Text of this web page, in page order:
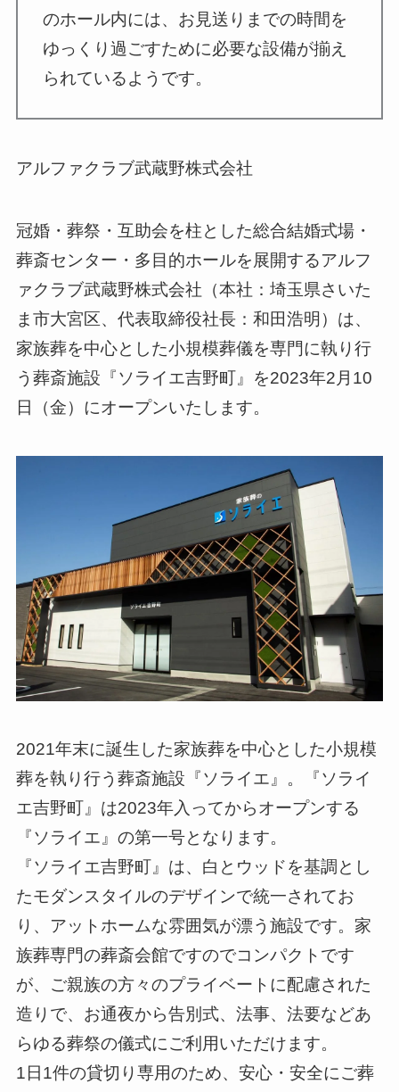
のホール内には、お見送りまでの時間を
ゆっくり過ごすために必要な設備が揃え
られているようです。
アルファクラブ武蔵野株式会社
冠婚・葬祭・互助会を柱とした総合結婚式場・
葬斎センター・多目的ホールを展開するアルフ
ァクラブ武蔵野株式会社（本社：埼玉県さいた
ま市大宮区、代表取締役社長：和田浩明）は、
家族葬を中心とした小規模葬儀を専門に執り行
う葬斎施設『ソライエ吉野町』を2023年2月10
日（金）にオープンいたします。
2021年末に誕生した家族葬を中心とした小規模
葬を執り行う葬斎施設『ソライエ』。『ソライ
エ吉野町』は2023年入ってからオープンする
『ソライエ』の第一号となります。
『ソライエ吉野町』は、白とウッドを基調とし
たモダンスタイルのデザインで統一されてお
り、アットホームな雰囲気が漂う施設です。家
族葬専門の葬斎会館ですのでコンパクトです
が、ご親族の方々のプライベートに配慮された
造りで、お通夜から告別式、法事、法要などあ
らゆる葬祭の儀式にご利用いただけます。
1日1件の貸切り専用のため、安心・安全にご葬